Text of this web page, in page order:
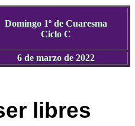
Domingo 1º de Cuaresma
Ciclo C
6 de marzo de 2022
libres